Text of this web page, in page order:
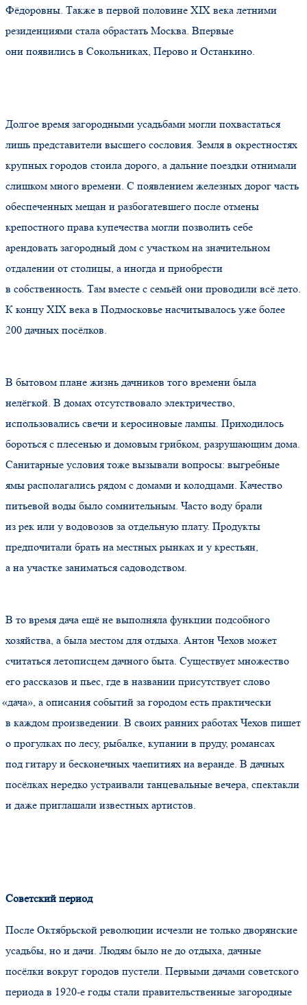
Фёдоровны. Также в первой половине XIX века летними
резиденциями стала обрастать Москва. Впервые
они появились в Сокольниках, Перово и Останкино.
Долгое время загородными усадьбами могли похвастаться
лишь представители высшего сословия. Земля в окрестностях
крупных городов стоила дорого, а дальние поездки отнимали
слишком много времени. С появлением железных дорог часть
обеспеченных мещан и разбогатевшего после отмены
крепостного права купечества могли позволить себе
арендовать загородный дом с участком на значительном
отдалении от столицы, а иногда и приобрести
в собственность. Там вместе с семьёй они проводили всё лето.
К концу XIX века в Подмосковье насчитывалось уже более
200 дачных посёлков.
В бытовом плане жизнь дачников того времени была
нелёгкой. В домах отсутствовало электричество,
использовались свечи и керосиновые лампы. Приходилось
бороться с плесенью и домовым грибком, разрушающим дома.
Санитарные условия тоже вызывали вопросы: выгребные
ямы располагались рядом с домами и колодцами. Качество
питьевой воды было сомнительным. Часто воду брали
из рек или у водовозов за отдельную плату. Продукты
предпочитали брать на местных рынках и у крестьян,
а на участке заниматься садоводством.
В то время дача ещё не выполняла функции подсобного
хозяйства, а была местом для отдыха. Антон Чехов может
считаться летописцем дачного быта. Существует множество
его рассказов и пьес, где в названии присутствует слово
«дача», а описания событий за городом есть практически
в каждом произведении. В своих ранних работах Чехов пишет
о прогулках по лесу, рыбалке, купании в пруду, романсах
под гитару и бесконечных чаепитиях на веранде. В дачных
посёлках нередко устраивали танцевальные вечера, спектакли
и даже приглашали известных артистов.
Советский период
После Октябрьской революции исчезли не только дворянские
усадьбы, но и дачи. Людям было не до отдыха, дачные
посёлки вокруг городов пустели. Первыми дачами советского
периода в 1920-е годы стали правительственные загородные